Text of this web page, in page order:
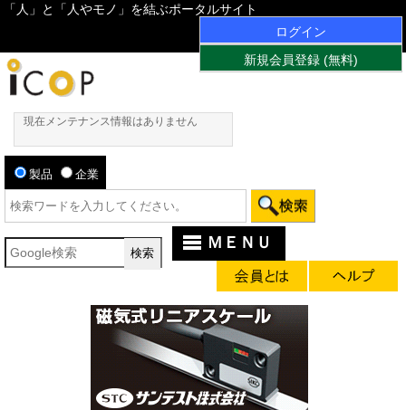
「人」と「人やモノ」を結ぶポータルサイト
ログイン
新規会員登録 (無料)
現在メンテナンス情報はありません
製品 企業
ＭＥＮＵ